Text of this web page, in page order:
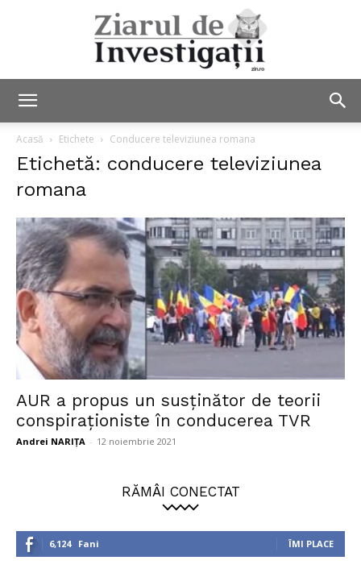
Investigații
Acasă Etichete Conducere televiziunea romana
Etichetă: conducere televiziunea
romana
AUR a propus un susținător de teorii
conspiraționiste în conducerea TVR
Andrei NARIȚA - 12 noiembrie 2021
RĂMÂI CONECTAT
6,124 Fani ÎMI PLACE